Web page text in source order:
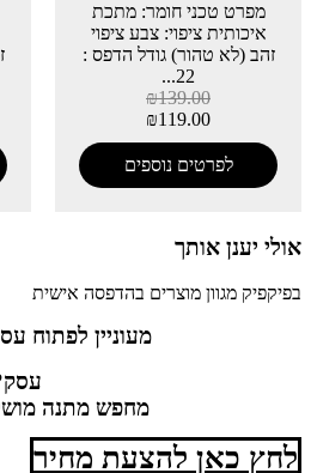
מפרט טכני חומר: מתכת
איכותית ציפוי: צבע ציפוי
זהב (לא טהור) גודל הדפס :
22...
₪139.00
₪119.00
לפרטים נוספים
אולי יענן אותך
בפיקפיק מגוון מוצרים בהדפסה אישית
מעוניין לפתוח
מחפש מתנה
לחץ כאן להצעת מחיר